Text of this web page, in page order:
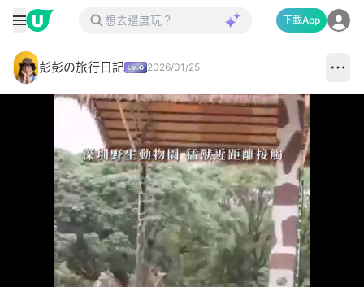
下載App
彭彭の旅行日記 2026/01/25